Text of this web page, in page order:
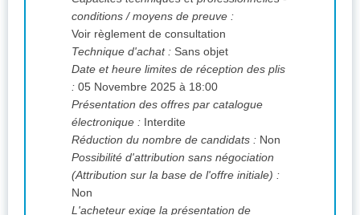
conditions / moyens de preuve :
Voir règlement de consultation
Technique d'achat : Sans objet
Date et heure limites de réception des plis
: 05 Novembre 2025 à 18:00
Présentation des offres par catalogue
électronique : Interdite
Réduction du nombre de candidats : Non
Possibilité d'attribution sans négociation
(Attribution sur la base de l'offre initiale) :
Non
L'acheteur exige la présentation de